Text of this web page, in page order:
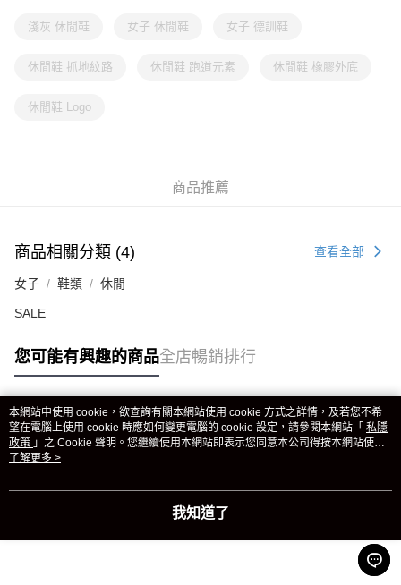
淺灰 休閒鞋 女子 休閒鞋 女子 德訓鞋
休閒鞋 抓地紋路 休閒鞋 跑道元素 休閒鞋 橡膠外底
休閒鞋 Logo
商品推薦
商品相關分類 (4) 查看全部
女子 鞋類 休閒
SALE
您可能有興趣的商品全店暢銷排行
熱門標籤
熱銷排行
本網站中使用 cookie，欲查詢有關本網站使用 cookie 方式之詳情，及若您不希
望在電腦上使用 cookie 時應如何變更電腦的 cookie 設定，請參閱本網站「 私隱
政策 」之 Cookie 聲明。您繼續使用本網站即表示您同意本公司得按本網站使用
條款之 Cookie 聲明使用 cookie。
了解更多 >
我知道了